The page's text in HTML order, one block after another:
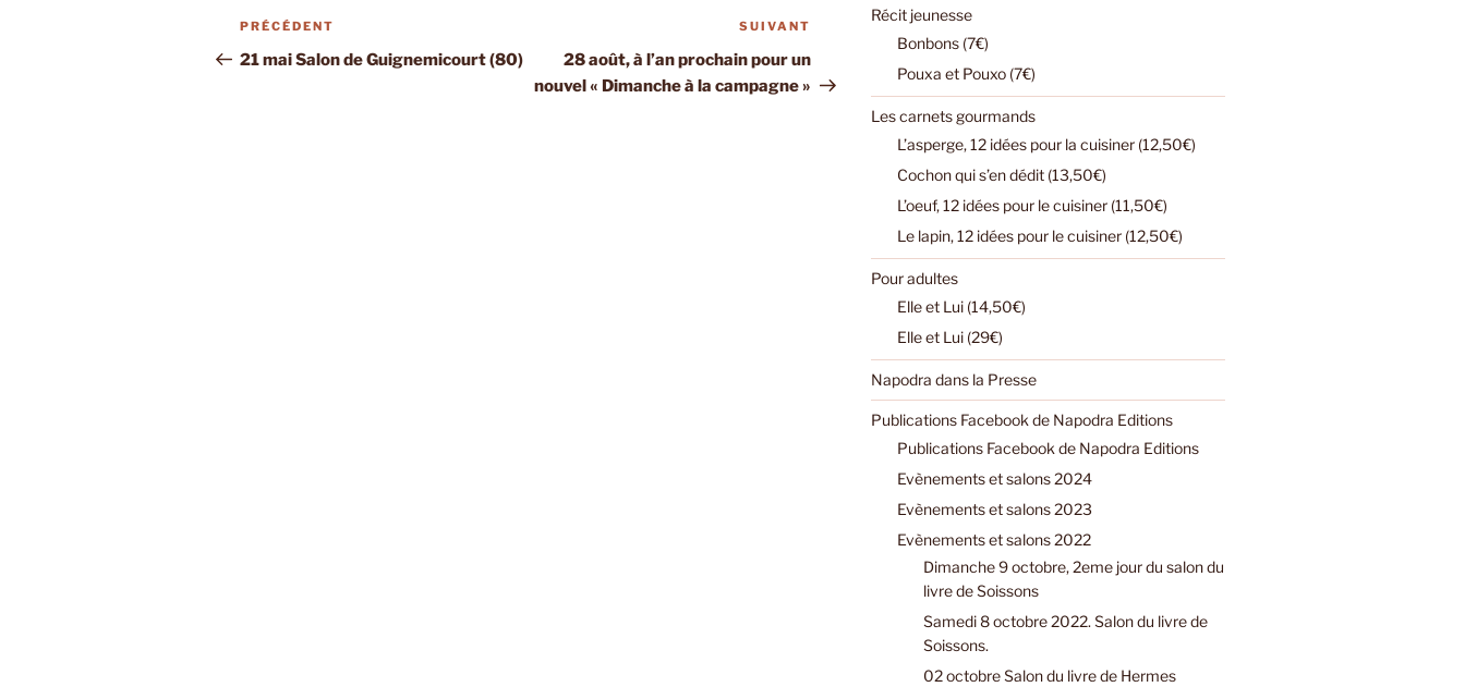
Navigation
de
Article
précédent
PRÉCÉDENT
21 mai Salon de Guignemicourt (80)
suivant
SUIVANT
28 août, à l’an prochain pour un
nouvel « Dimanche à la campagne »
Récit jeunesse
Bonbons (7€)
Pouxa et Pouxo (7€)
Les carnets gourmands
L’asperge, 12 idées pour la cuisiner (12,50€)
Cochon qui s’en dédit (13,50€)
L’oeuf, 12 idées pour le cuisiner (11,50€)
Le lapin, 12 idées pour le cuisiner (12,50€)
Pour adultes
Elle et Lui (14,50€)
Elle et Lui (29€)
Napodra dans la Presse
Publications Facebook de Napodra Editions
Publications Facebook de Napodra Editions
Evènements et salons 2024
Evènements et salons 2023
Evènements et salons 2022
Dimanche 9 octobre, 2eme jour du salon du
livre de Soissons
Samedi 8 octobre 2022. Salon du livre de
Soissons.
02 octobre Salon du livre de Hermes